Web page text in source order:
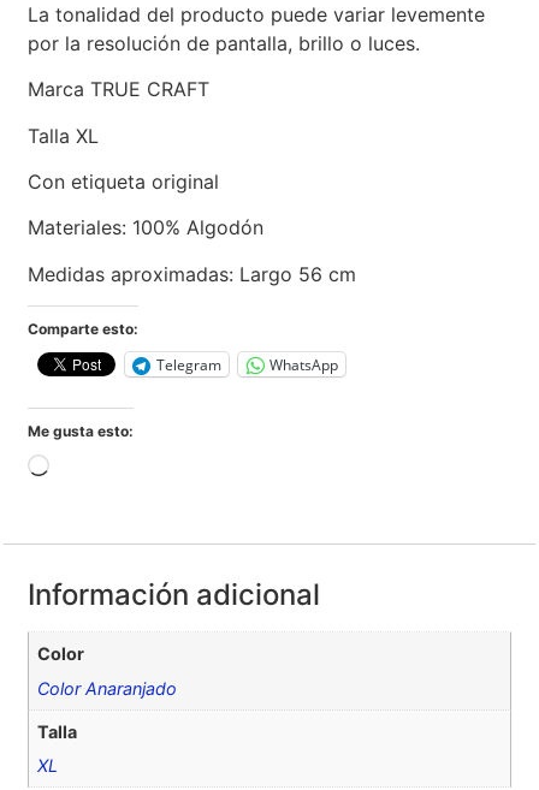
La tonalidad del producto puede variar levemente
por la resolución de pantalla, brillo o luces.
Marca TRUE CRAFT
Talla XL
Con etiqueta original
Materiales: 100% Algodón
Medidas aproximadas: Largo 56 cm
Comparte esto:
Telegram WhatsApp
Me gusta esto:
Información adicional
Color
Color Anaranjado
Talla
XL